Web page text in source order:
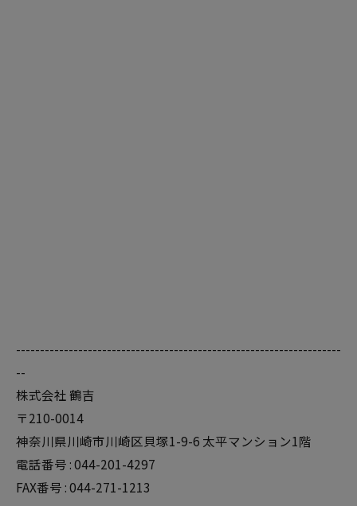
--------------------------------------------------------------------
--
株式会社 鶴吉
〒210-0014
神奈川県川崎市川崎区貝塚1-9-6 太平マンション1階
電話番号 : 044-201-4297
FAX番号 : 044-271-1213